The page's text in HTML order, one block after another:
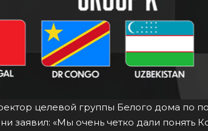
целевой группы Белого дома по
заявил: «Мы очень четко дали понять